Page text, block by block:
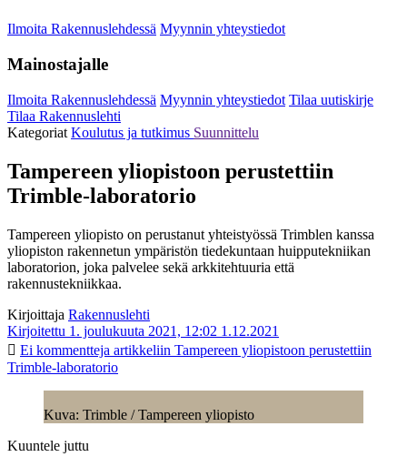
Ilmoita Rakennuslehdessä Myynnin yhteystiedot
Mainostajalle
Ilmoita Rakennuslehdessä Myynnin yhteystiedot Tilaa uutiskirje
Tilaa Rakennuslehti
Kategoriat Koulutus ja tutkimus Suunnittelu
Tampereen yliopistoon perustettiin
Trimble-laboratorio
Tampereen yliopisto on perustanut yhteistyössä Trimblen kanssa
yliopiston rakennetun ympäristön tiedekuntaan huipputekniikan
laboratorion, joka palvelee sekä arkkitehtuuria että
rakennustekniikkaa.
Kirjoittaja Rakennuslehti
Kirjoitettu 1. joulukuuta 2021, 12:02 1.12.2021
Ei kommentteja artikkeliin Tampereen yliopistoon perustettiin
Trimble-laboratorio
Kuva: Trimble / Tampereen yliopisto
Kuuntele juttu